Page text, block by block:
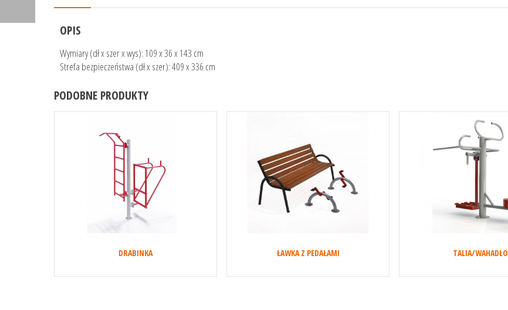
OPIS
Wymiary (dł x szer x wys): 109 x 36 x 143 cm
Strefa bezpieczeństwa (dł x szer): 409 x 336 cm
PODOBNE PRODUKTY
DRABINKA ŁAWKA Z PEDAŁAMI TALIA/WAHADŁO